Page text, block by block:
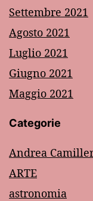
Settembre 2021
Agosto 2021
Luglio 2021
Giugno 2021
Maggio 2021
Categorie
Andrea
ARTE
astronomia